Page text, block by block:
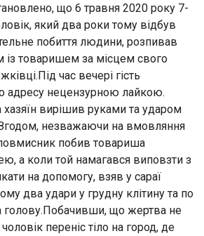
що 6 травня 2020 року 7-
який два роки тому відбув
побиття людини, розпивав
із товаришем за місцем свого
час вечері гість
адресу нецензурною лайкою.
хазяїн вирішив руками та ударом
незважаючи на вмовляння
побив товариша
а коли той намагався виповзти з
на допомогу, взяв у сараї
два удари у грудну клітину та по
що жертва не
переніс тіло на город, де